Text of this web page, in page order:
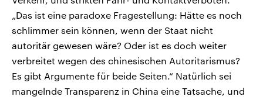
„Das ist eine paradoxe Fragestellung: Hätte es noch
schlimmer sein können, wenn der Staat nicht
autoritär gewesen wäre? Oder ist es doch weiter
verbreitet wegen des chinesischen Autoritarismus?
Es gibt Argumente für beide Seiten.“ Natürlich sei
mangelnde Transparenz in China eine Tatsache, und